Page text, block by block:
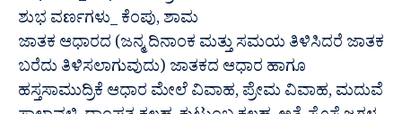
ಶುಭ ವರ್ಣಗಳು_ ಕೆಂಪು, ಶಾಮ
ಜಾತಕ ಆಧಾರದ (ಜನ್ಮ ದಿನಾಂಕ ಮತ್ತು ಸಮಯ ತಿಳಿಸಿದರೆ ಜಾತಕ
ಬರೆದು ತಿಳಿಸಲಾಗುವುದು) ಜಾತಕದ ಆಧಾರ ಹಾಗೂ
ಹಸ್ತಸಾಮುದ್ರಿಕೆ ಆಧಾರ ಮೇಲೆ ವಿವಾಹ, ಪ್ರೇಮ ವಿವಾಹ, ಮದುವೆ